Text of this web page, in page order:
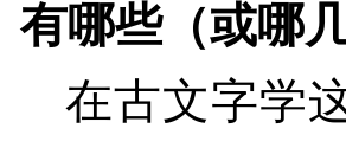
有哪些（或哪
在古文字学